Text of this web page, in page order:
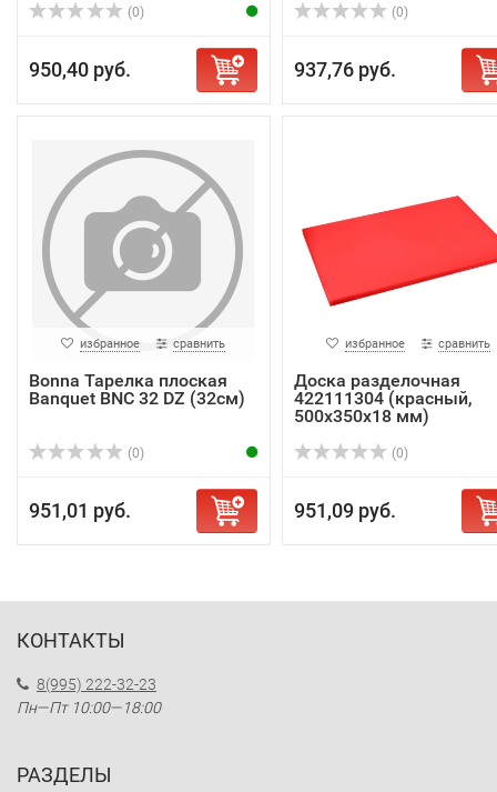
(0)
950,40 руб.
(0)
937,76 руб.
избранное сравнить
Bonna Тарелка плоская
Banquet BNC 32 DZ (32см)
(0)
951,01 руб.
избранное сравнить
Доска разделочная
422111304 (красный,
500х350х18 мм)
(0)
951,09 руб.
КОНТАКТЫ
8(995) 222-32-23
Пн—Пт 10:00—18:00
РАЗДЕЛЫ